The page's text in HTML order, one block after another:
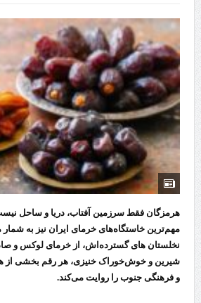
هرمزگان فقط سرزمین آفتاب، دریا و ساحل
مهم‌ترین خاستگاه‌های خرمای ایران نیز به شمار
نخلستان های گسترده‌اش، از خرمای لوکس و
شیرین و خوش‌خوراک خنیزی، هر رقم بخشی از
و فرهنگی جنوب را روایت می‌کند.